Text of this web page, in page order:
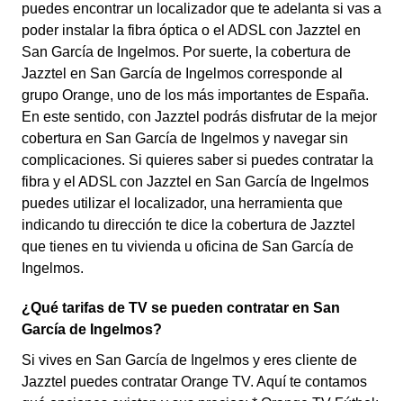
puedes encontrar un localizador que te adelanta si vas a
poder instalar la fibra óptica o el ADSL con Jazztel en
San García de Ingelmos. Por suerte, la cobertura de
Jazztel en San García de Ingelmos corresponde al
grupo Orange, uno de los más importantes de España.
En este sentido, con Jazztel podrás disfrutar de la mejor
cobertura en San García de Ingelmos y navegar sin
complicaciones. Si quieres saber si puedes contratar la
fibra y el ADSL con Jazztel en San García de Ingelmos
puedes utilizar el localizador, una herramienta que
indicando tu dirección te dice la cobertura de Jazztel
que tienes en tu vivienda u oficina de San García de
Ingelmos.
¿Qué tarifas de TV se pueden contratar en San
García de Ingelmos?
Si vives en San García de Ingelmos y eres cliente de
Jazztel puedes contratar Orange TV. Aquí te contamos